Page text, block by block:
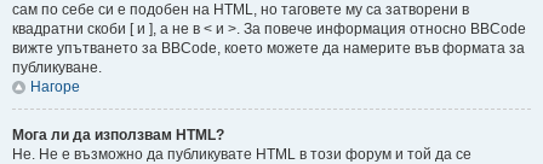
сам по себе си е подобен на HTML, но таговете му са затворени в
квадратни скоби [ и ], а не в < и >. За повече информация относно BBCode
вижте упътването за BBCode, което можете да намерите във формата за
публикуване.
Нагоре
Мога ли да използвам HTML?
Не. Не е възможно да публикувате HTML в този форум и той да се